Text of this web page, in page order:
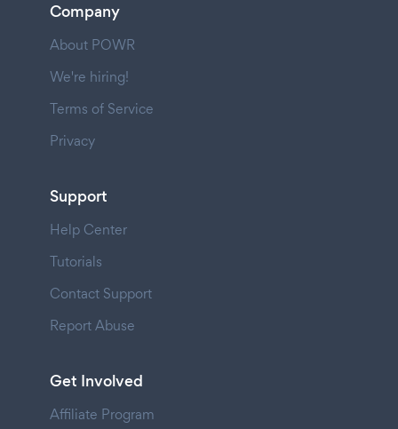
Company
About POWR
We're hiring!
Terms of Service
Privacy
Support
Help Center
Tutorials
Contact Support
Report Abuse
Get Involved
Affiliate Program